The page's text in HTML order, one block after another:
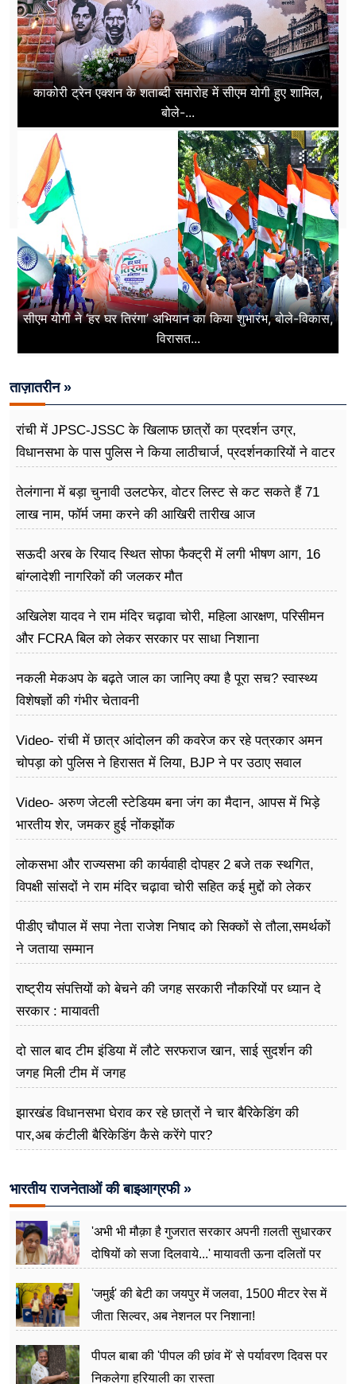
काकोरी ट्रेन एक्शन के शताब्दी समारोह में सीएम योगी हुए शामिल,
बोले-...
सीएम योगी ने ‘हर घर तिरंगा’ अभियान का किया शुभारंभ, बोले-विकास,
विरासत...
ताज़ातरीन »
रांची में JPSC-JSSC के खिलाफ छात्रों का प्रदर्शन उग्र,
विधानसभा के पास पुलिस ने किया लाठीचार्ज, प्रदर्शनकारियों ने वाटर
तेलंगाना में बड़ा चुनावी उलटफेर, वोटर लिस्ट से कट सकते हैं 71
लाख नाम, फॉर्म जमा करने की आखिरी तारीख आज
सऊदी अरब के रियाद स्थित सोफा फैक्ट्री में लगी भीषण आग, 16
बांग्लादेशी नागरिकों की जलकर मौत
अखिलेश यादव ने राम मंदिर चढ़ावा चोरी, महिला आरक्षण, परिसीमन
और FCRA बिल को लेकर सरकार पर साधा निशाना
नकली मेकअप के बढ़ते जाल का जानिए क्या है पूरा सच? स्वास्थ्य
विशेषज्ञों की गंभीर चेतावनी
Video- रांची में छात्र आंदोलन की कवरेज कर रहे पत्रकार अमन
चोपड़ा को पुलिस ने हिरासत में लिया, BJP ने पर उठाए सवाल
Video- अरुण जेटली स्टेडियम बना जंग का मैदान, आपस में भिड़े
भारतीय शेर, जमकर हुई नोंकझोंक
लोकसभा और राज्यसभा की कार्यवाही दोपहर 2 बजे तक स्थगित,
विपक्षी सांसदों ने राम मंदिर चढ़ावा चोरी सहित कई मुद्दों को लेकर
पीडीए चौपाल में सपा नेता राजेश निषाद को सिक्कों से तौला,समर्थकों
ने जताया सम्मान
राष्ट्रीय संपत्तियों को बेचने की जगह सरकारी नौकरियों पर ध्यान दे
सरकार : मायावती
दो साल बाद टीम इंडिया में लौटे सरफराज खान, साई सुदर्शन की
जगह मिली टीम में जगह
झारखंड विधानसभा घेराव कर रहे छात्रों ने चार बैरिकेडिंग की
पार,अब कंटीली बैरिकेडिंग कैसे करेंगे पार?
भारतीय राजनेताओं की बाइआग्रफी »
'अभी भी मौक़ा है गुजरात सरकार अपनी ग़लती सुधारकर
दोषियों को सजा दिलवाये...' मायावती ऊना दलितों पर
'जमुई' की बेटी का जयपुर में जलवा, 1500 मीटर रेस में
जीता सिल्वर, अब नेशनल पर निशाना!
पीपल बाबा की 'पीपल की छांव में' से पर्यावरण दिवस पर
निकलेगा हरियाली का रास्ता